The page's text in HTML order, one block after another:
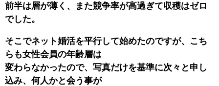
前半は層が薄く、また競争率が高過ぎて収穫はゼロ
でした。
そこでネット婚活を平行して始めたのですが、こち
らも女性会員の年齢層は
変わらなかったので、写真だけを基準に次々と申し
込み、何人かと会う事が